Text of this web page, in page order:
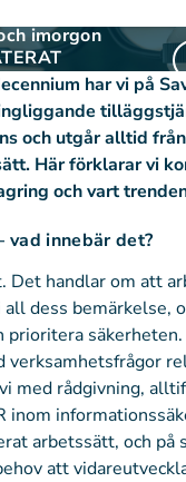
imorgon
har vi på
och utgår alltid
Här förklarar vi
och vart
vad innebär det?
Det handlar om att
dess bemärkelse,
säkerheten.
verksamhetsfrågor
med rådgivning,
inom
arbetssätt, och på
att